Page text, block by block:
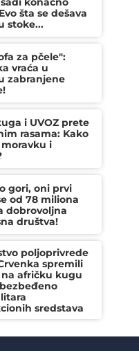
šta se dešava
stoke...
za pčele":
vraća u
zabranjene
i UVOZ prete
rasama: Kako
i
gori, oni prvi
od 78 miliona
dobrovoljna
društva!
poljoprivrede
spremili
afričku kugu
sredstava